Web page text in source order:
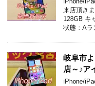
来店頂き
128GB キ
状態：A
岐阜市
店～♪ア
iPhone/